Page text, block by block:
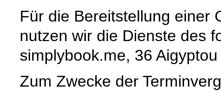
Für die Bereitstellung einer
nutzen wir die Dienste des
simplybook.me, 36
Zum Zwecke der